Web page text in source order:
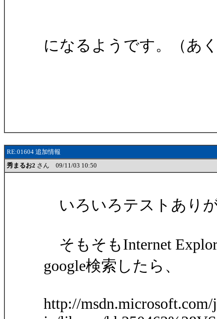
になるようです。（あ
RE:01604 追加情報
秀まるお2 さん 09/11/03 10:50
いろいろテストあり
そもそもInternet
google検索したら、
http://msdn.microsoft.com/